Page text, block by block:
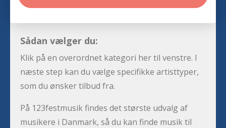
Sådan vælger du:
Klik på en overordnet kategori her til venstre. I
næste step kan du vælge specifikke artisttyper,
som du ønsker tilbud fra.
På 123festmusik findes det største udvalg af
musikere i Danmark, så du kan finde musik til